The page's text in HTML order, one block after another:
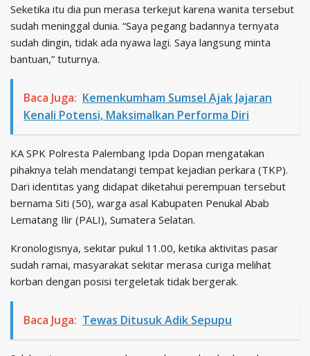
Seketika itu dia pun merasa terkejut karena wanita tersebut
sudah meninggal dunia. “Saya pegang badannya ternyata
sudah dingin, tidak ada nyawa lagi. Saya langsung minta
bantuan,” tuturnya.
Baca Juga: Kemenkumham Sumsel Ajak Jajaran
Kenali Potensi, Maksimalkan Performa Diri
KA SPK Polresta Palembang Ipda Dopan mengatakan
pihaknya telah mendatangi tempat kejadian perkara (TKP).
Dari identitas yang didapat diketahui perempuan tersebut
bernama Siti (50), warga asal Kabupaten Penukal Abab
Lematang Ilir (PALI), Sumatera Selatan.
Kronologisnya, sekitar pukul 11.00, ketika aktivitas pasar
sudah ramai, masyarakat sekitar merasa curiga melihat
korban dengan posisi tergeletak tidak bergerak.
Baca Juga: Tewas Ditusuk Adik Sepupu